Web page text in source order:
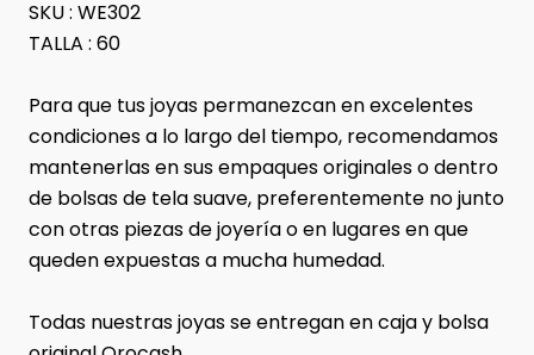
SKU : WE302
TALLA : 60
Para que tus joyas permanezcan en excelentes
condiciones a lo largo del tiempo, recomendamos
mantenerlas en sus empaques originales o dentro
de bolsas de tela suave, preferentemente no junto
con otras piezas de joyería o en lugares en que
queden expuestas a mucha humedad.
Todas nuestras joyas se entregan en caja y bolsa